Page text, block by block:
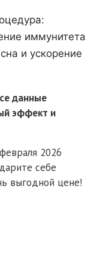
иммунитета
и ускорение
данные
эффект и
2026
себе
выгодной цене!